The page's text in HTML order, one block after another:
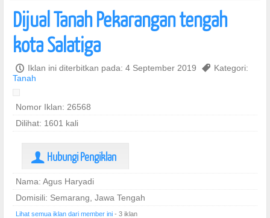
Dijual Tanah Pekarangan tengah
kota Salatiga
P Iklan ini diterbitkan pada: 4 September 2019 , Kategori:
Tanah
Nomor Iklan: 26568
Dilihat: 1601 kali
U Hubungi Pengiklan
Nama: Agus Haryadi
Domisili: Semarang, Jawa Tengah
Lihat semua iklan dari member ini - 3 iklan